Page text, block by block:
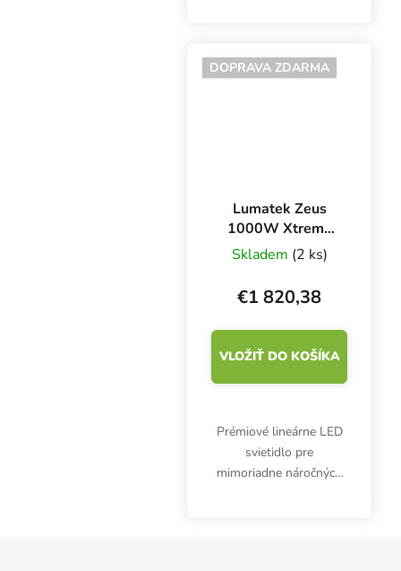
extrémne vysokou
úrovňou PPF 3125
DOPRAVA ZDARMA
Lumatek Zeus
1000W Xtreme
PPFD CO2, LED
svietidlo
Skladem (2 ks)
€1 820,38
VLOŽIŤ DO KOŠÍKA
Prémiové lineárne LED
svietidlo pre
mimoriadne náročných